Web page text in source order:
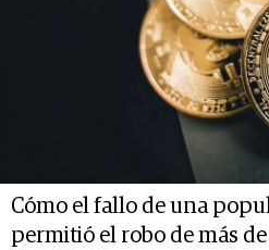
Cómo el fallo de una
permitió el robo de más